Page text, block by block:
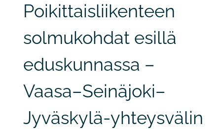
Poikittaisliikenteen
solmukohdat esillä
eduskunnassa –
Vaasa–Seinäjoki–
Jyväskylä-yhteysvälin